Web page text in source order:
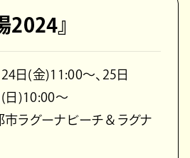
2024』
24日(金)11:00～、25日
(日)10:00～
市ラグーナビーチ＆ラグナ